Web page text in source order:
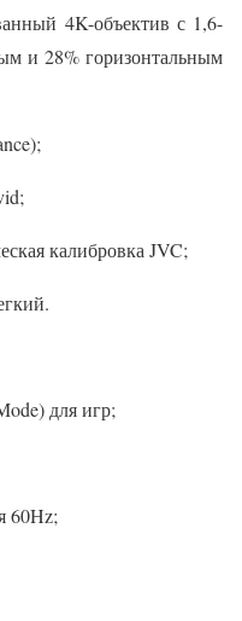
4K-объектив с 1,6-
и 28% горизонтальным
калибровка JVC;
для игр;
60Hz;